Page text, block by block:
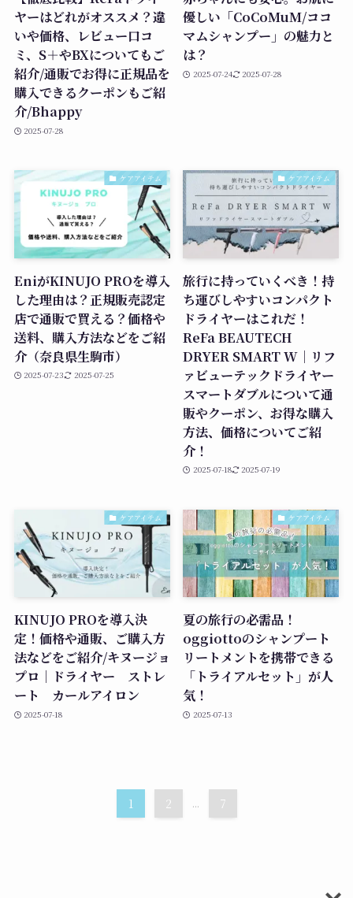
ヤーはどれがオススメ？違
いや価格、レビュー口コ
ミ、S＋やBXについてもご
紹介/通販でお得に正規品を
購入できるクーポンもご紹
介/Bhappy
2025-07-28
優しい「CoCoMuM/ココ
マムシャンプー」の魅力と
は？
2025-07-24 2025-07-28
ケアアイテム
EniがKINUJO PROを導入
した理由は？正規販売認定
店で通販で買える？価格や
送料、購入方法などをご紹
介（奈良県生駒市）
2025-07-23 2025-07-25
ケアアイテム
旅行に持っていくべき！持
ち運びしやすいコンパクト
ドライヤーはこれだ！
ReFa BEAUTECH
DRYER SMART W｜リフ
ァビューテックドライヤー
スマートダブルについて通
販やクーポン、お得な購入
方法、価格についてご紹
介！
2025-07-18 2025-07-19
ケアアイテム
KINUJO PROを導入決
定！価格や通販、ご購入方
法などをご紹介/キヌージョ
プロ｜ドライヤー ストレ
ート カールアイロン
2025-07-18
ケアアイテム
夏の旅行の必需品！
oggiottoのシャンプート
リートメントを携帯できる
「トライアルセット」が人
気！
2025-07-13
1 2 ... 7